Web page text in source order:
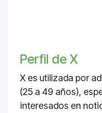
Perfil de X
X es utilizada por
(25 a 49 años),
interesados en